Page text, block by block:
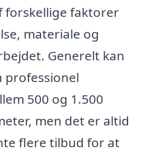
faktorer
materiale og
Generelt kan
professionel
500 og 1.500
men det er altid
flere tilbud for at